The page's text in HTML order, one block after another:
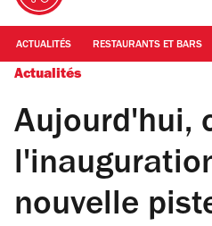
ACTUALITÉS RESTAURANTS ET BARS
Actualités
Aujourd'hui,
nouvelle